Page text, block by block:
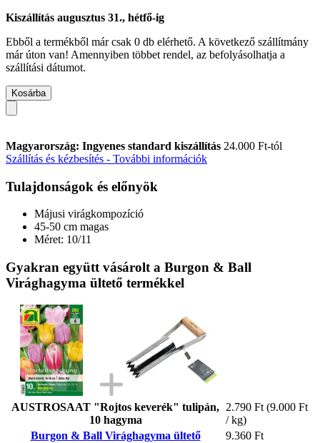
Kiszállítás augusztus 31., hétfő-ig
Ebből a termékből már csak 0 db elérhető. A következő szállítmány
már úton van! Amennyiben többet rendel, az befolyásolhatja a
szállítási dátumot.
Kosárba
Magyarország: Ingyenes standard kiszállítás 24.000 Ft-tól
Szállítás és kézbesítés - További információk
Tulajdonságok és előnyök
Májusi virágkompozíció
45-50 cm magas
Méret: 10/11
Gyakran együtt vásárolt a Burgon & Ball
Virághagyma ültető termékkel
AUSTROSAAT "Rojtos keverék" tulipán,
10 hagyma
2.790 Ft (9.000 Ft
/ kg)
Burgon & Ball Virághagyma ültető
9.360 Ft